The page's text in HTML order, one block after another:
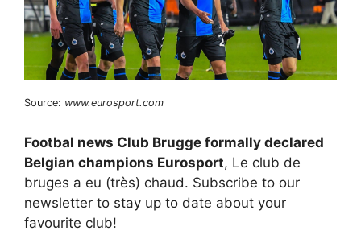
Source: www.eurosport.com
Footbal news Club Brugge formally declared
Belgian champions Eurosport, Le club de
bruges a eu (très) chaud. Subscribe to our
newsletter to stay up to date about your
favourite club!